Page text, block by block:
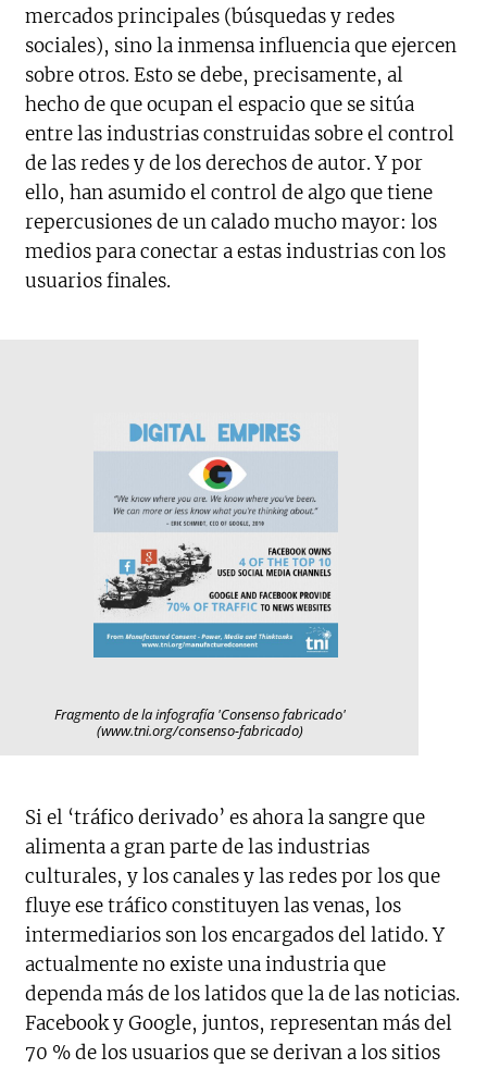
mercados principales (búsquedas y redes
sociales), sino la inmensa influencia que ejercen
sobre otros. Esto se debe, precisamente, al
hecho de que ocupan el espacio que se sitúa
entre las industrias construidas sobre el control
de las redes y de los derechos de autor. Y por
ello, han asumido el control de algo que tiene
repercusiones de un calado mucho mayor: los
medios para conectar a estas industrias con los
usuarios finales.
Fragmento de la infografía 'Consenso fabricado'
(www.tni.org/consenso-fabricado)
Si el ‘tráfico derivado’ es ahora la sangre que
alimenta a gran parte de las industrias
culturales, y los canales y las redes por los que
fluye ese tráfico constituyen las venas, los
intermediarios son los encargados del latido. Y
actualmente no existe una industria que
dependa más de los latidos que la de las noticias.
Facebook y Google, juntos, representan más del
70 % de los usuarios que se derivan a los sitios